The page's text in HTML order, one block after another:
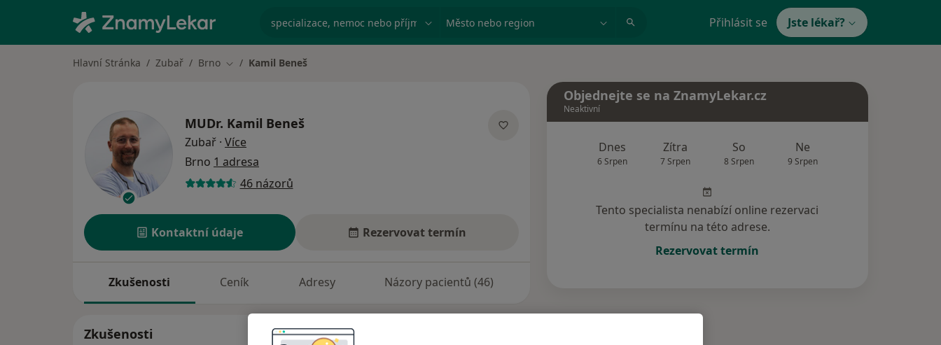
specializace, nemoc nebo příjmení Město nebo region Přihlásit se Jste lékař?
Hlavní Stránka Zubař Brno Změna města
Kamil Beneš
MUDr. Kamil Beneš
Zubař · Více
Brno 1 adresa
46 názorů
Kontaktní údaje Rezervovat termín
Zkušenosti Ceník Adresy Názory pacientů (46)
Zkušenosti
Objednejte se na ZnamyLekar.cz
Neaktivní
Dnes
6 Srpen
Zítra
7 Srpen
So
8 Srpen
Ne
9 Srpen
Tento specialista nenabízí online rezervaci
termínu na této adrese.
Rezervovat termín